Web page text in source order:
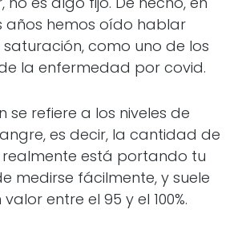
años hemos oído hablar
como uno de los
la enfermedad por covid.
se refiere a los niveles de
es decir, la cantidad de
está portando tu
medirse fácilmente, y suele
entre el 95 y el 100%.